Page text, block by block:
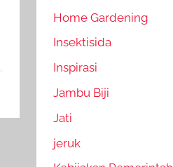
Home Gardening
Insektisida
Inspirasi
Jambu Biji
Jati
jeruk